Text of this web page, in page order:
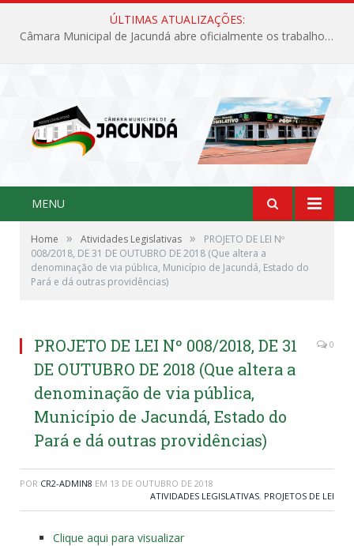
ÚLTIMAS ATUALIZAÇÕES:
Câmara Municipal de Jacundá abre oficialmente os trabalhos legislativos de 2026
MENU
Home » Atividades Legislativas »
PROJETO DE LEI Nº
008/2018, DE 31 DE OUTUBRO DE 2018 (Que altera a
denominação de via pública, Município de Jacundá, Estado do
Pará e dá outras providências)
PROJETO DE LEI Nº 008/2018, DE 31
DE OUTUBRO DE 2018 (Que altera a
denominação de via pública,
Município de Jacundá, Estado do
Pará e dá outras providências)
0
POR CR2-ADMIN8 EM 13 DE OUTUBRO DE 2018
ATIVIDADES LEGISLATIVAS, PROJETOS DE LEI
Clique aqui para visualizar